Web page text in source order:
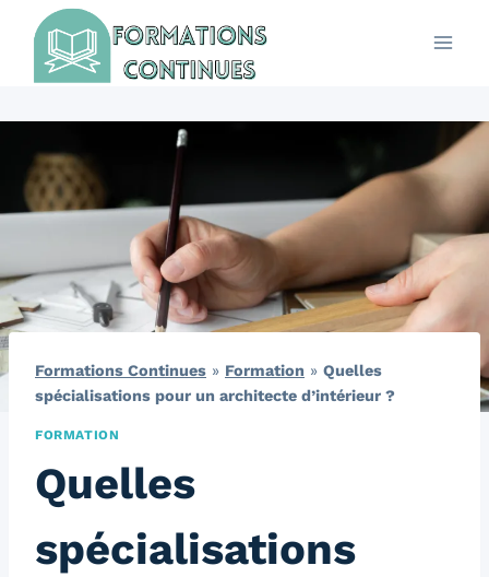
contenu
Formations Continues » Formation » Quelles
spécialisations pour un architecte d’intérieur ?
FORMATION
Quelles
spécialisations